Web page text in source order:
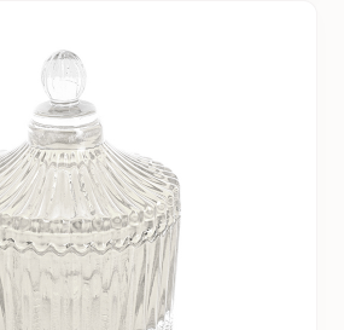
possono
essere
scelte
nella
pagina
del